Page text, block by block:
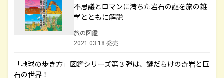
不思議とロマンに満ちた岩石の謎を旅の雑
学とともに解説
旅の図鑑
2021.03.18 発売
「地球の歩き方」図鑑シリーズ第３弾は、謎だらけの奇岩と巨
石の世界！